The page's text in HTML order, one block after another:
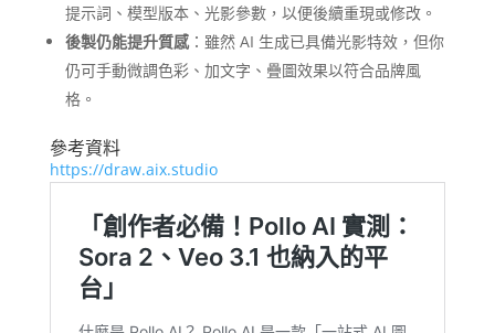
提示詞、模型版本、光影參數，以便後續重現或修改。
後製仍能提升質感：雖然 AI 生成已具備光影特效，但你
仍可手動微調色彩、加文字、疊圖效果以符合品牌風
格。
參考資料
https://draw.aix.studio